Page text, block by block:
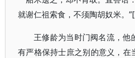
就谢仁祖索食，不须陶胡奴米。
王修龄为当时门阀名流，他
有严格保持士庶之别的意义，在